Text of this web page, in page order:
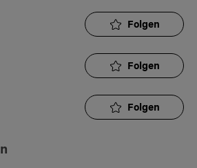
Folgen
Folgen
Folgen